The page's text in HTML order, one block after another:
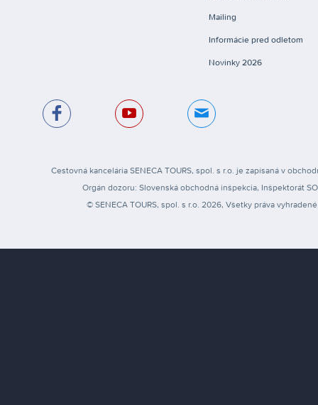
Mailing
Informácie pred odletom
Novinky 2026
Cestovná kancelária SENECA TOURS, spol. s r.o. je zapísaná v
Orgán dozoru: Slovenská obchodná inšpekcia, Inšpektorát
© SENECA TOURS, spol. s r.o. 2026, Všetky práva